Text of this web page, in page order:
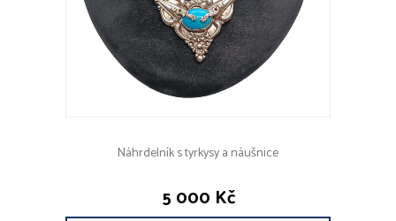
Náhrdelník s tyrkysy a náušnice
5 000 Kč